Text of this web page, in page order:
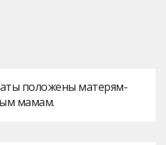
положены матерям-
мамам.